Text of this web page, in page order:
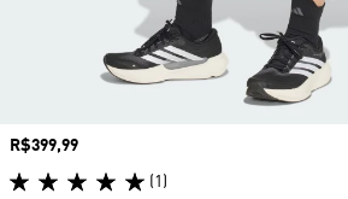
Preço
R$399,99
(1)